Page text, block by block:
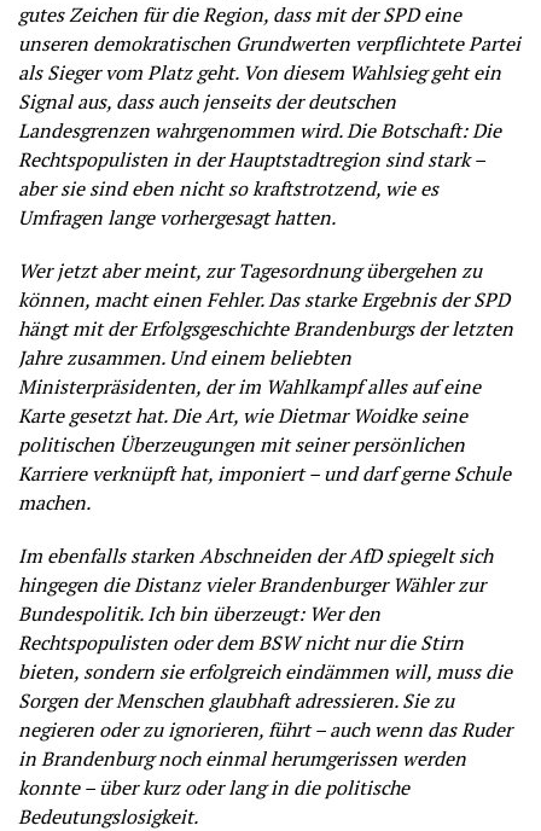
gutes Zeichen für die Region, dass mit der SPD eine
unseren demokratischen Grundwerten verpflichtete Partei
als Sieger vom Platz geht. Von diesem Wahlsieg geht ein
Signal aus, dass auch jenseits der deutschen
Landesgrenzen wahrgenommen wird. Die Botschaft: Die
Rechtspopulisten in der Hauptstadtregion sind stark –
aber sie sind eben nicht so kraftstrotzend, wie es
Umfragen lange vorhergesagt hatten.
Wer jetzt aber meint, zur Tagesordnung übergehen zu
können, macht einen Fehler. Das starke Ergebnis der SPD
hängt mit der Erfolgsgeschichte Brandenburgs der letzten
Jahre zusammen. Und einem beliebten
Ministerpräsidenten, der im Wahlkampf alles auf eine
Karte gesetzt hat. Die Art, wie Dietmar Woidke seine
politischen Überzeugungen mit seiner persönlichen
Karriere verknüpft hat, imponiert – und darf gerne Schule
machen.
Im ebenfalls starken Abschneiden der AfD spiegelt sich
hingegen die Distanz vieler Brandenburger Wähler zur
Bundespolitik. Ich bin überzeugt: Wer den
Rechtspopulisten oder dem BSW nicht nur die Stirn
bieten, sondern sie erfolgreich eindämmen will, muss die
Sorgen der Menschen glaubhaft adressieren. Sie zu
negieren oder zu ignorieren, führt – auch wenn das Ruder
in Brandenburg noch einmal herumgerissen werden
konnte – über kurz oder lang in die politische
Bedeutungslosigkeit.